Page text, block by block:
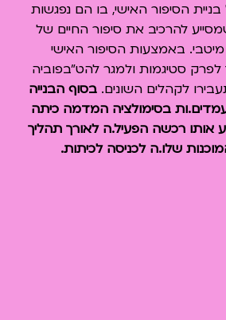
הסיפור האישי, בו הם נפגשות
להרכיב את סיפור החיים של
באמצעות הסיפור האישי
סטיגמות ולמגר להט"בפוביה
לקהלים השונים. בסוף הבנייה
בסימולציה המדמה כיתה
אותו רכשה הפעיל.ה לאורך תהליך
שלו.ה לכניסה לכיתות.